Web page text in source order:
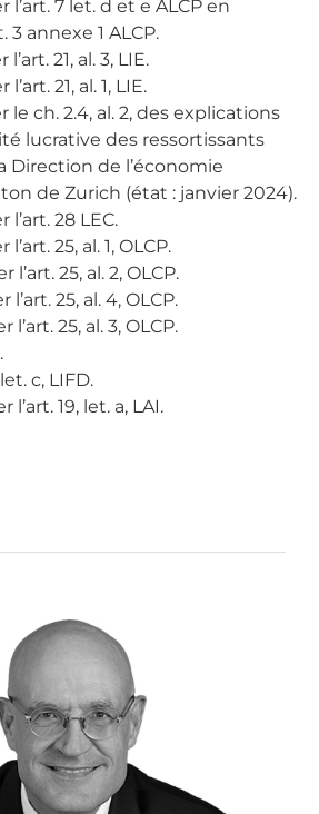
l’art. 7 let. d et e ALCP en
3 annexe 1 ALCP.
21, al. 3, LIE.
21, al. 1, LIE.
le ch. 2.4, al. 2, des explications
lucrative des ressortissants
Direction de l’économie
de Zurich (état : janvier 2024).
28 LEC.
25, al. 1, OLCP.
l’art. 25, al. 2, OLCP.
25, al. 4, OLCP.
25, al. 3, OLCP.
let. c, LIFD.
l’art. 19, let. a, LAI.